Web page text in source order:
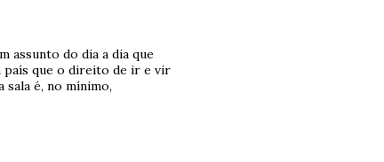
assunto do dia a dia que
país que o direito de ir e vir
é, no mínimo,